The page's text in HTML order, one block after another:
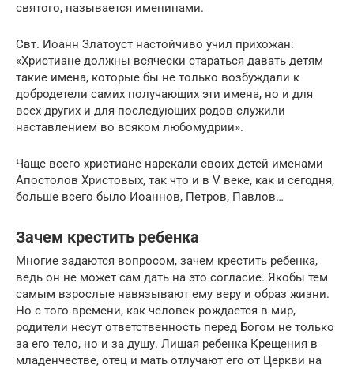
святого, называется именинами.
Свт. Иоанн Златоуст настойчиво учил прихожан:
«Христиане должны всячески стараться давать детям
такие имена, которые бы не только возбуждали к
добродетели самих получающих эти имена, но и для
всех других и для последующих родов служили
наставлением во всяком любомудрии».
Чаще всего христиане нарекали своих детей именами
Апостолов Христовых, так что и в V веке, как и сегодня,
больше всего было Иоаннов, Петров, Павлов…
Зачем крестить ребенка
Многие задаются вопросом, зачем крестить ребенка,
ведь он не может сам дать на это согласие. Якобы тем
самым взрослые навязывают ему веру и образ жизни.
Но с того времени, как человек рождается в мир,
родители несут ответственность перед Богом не только
за его тело, но и за душу. Лишая ребенка Крещения в
младенчестве, отец и мать отлучают его от Церкви на